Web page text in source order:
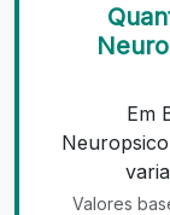
Em
Valores